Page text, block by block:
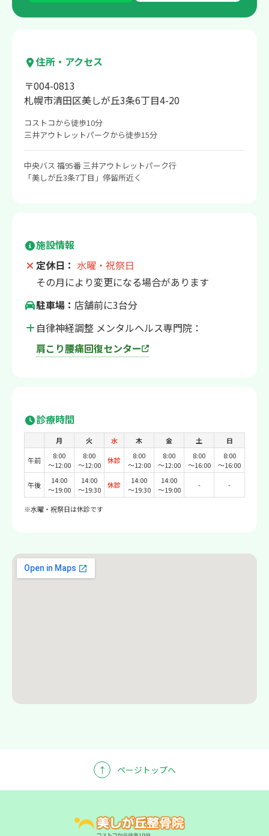
住所・アクセス
〒004-0813
札幌市清田区美しが丘3条6丁目4-20
コストコから徒歩10分
三井アウトレットパークから徒歩15分
中央バス 福95番 三井アウトレットパーク行
「美しが丘3条7丁目」停留所近く
施設情報
定休日： 水曜・祝祭日
その月により変更になる場合があります
駐車場： 店舗前に3台分
自律神経調整 メンタルヘルス専門院：
肩こり腰痛回復センター
診療時間
月 火 水 木 金 土 日
午前
8:00
〜12:00
8:00
〜12:00
休診
8:00
〜12:00
8:00
〜12:00
8:00
〜16:00
8:00
〜16:00
午後
14:00
〜19:00
14:00
〜19:30
休診
14:00
〜19:30
14:00
〜19:00
- -
※水曜・祝祭日は休診です
↑ ページトップへ